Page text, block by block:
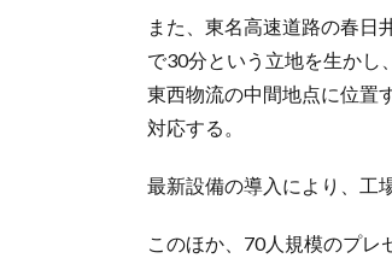
また、東名高速道路の春日
で30分という立地を生かし
東西物流の中間地点に位置
対応する。
最新設備の導入により、工
このほか、70人規模のプレ